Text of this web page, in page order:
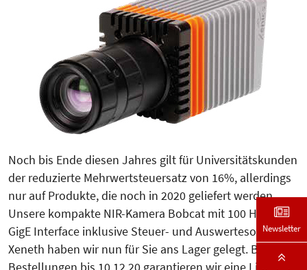
Noch bis Ende diesen Jahres gilt für Universitätskunden
der reduzierte Mehrwertsteuersatz von 16%, allerdings
nur auf Produkte, die noch in 2020 geliefert werden.
Unsere kompakte NIR-Kamera Bobcat mit 100 Hz und
GigE Interface inklusive Steuer- und Auswertesoftware
Xeneth haben wir nun für Sie ans Lager gelegt. Bei
Newsletter